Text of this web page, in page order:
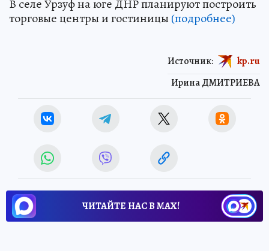
В селе Урзуф на юге ДНР планируют построить
торговые центры и гостиницы (подробнее)
Ирина ДМИТРИЕВА
Источник: kp.ru
ЧИТАЙТЕ НАС В МАХ!